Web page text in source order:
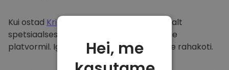
Kui ostad Kriptomat
, kanname selle sujuvalt
spetsiaalsesse ja turvalisse rahakotti meie
platvormil. Iga kasutaja saab individuaalse rahakoti.
Hei, me